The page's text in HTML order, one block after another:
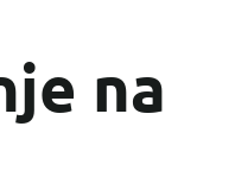
na